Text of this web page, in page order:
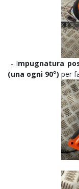
- Impugnatura
(una ogni 90°) per